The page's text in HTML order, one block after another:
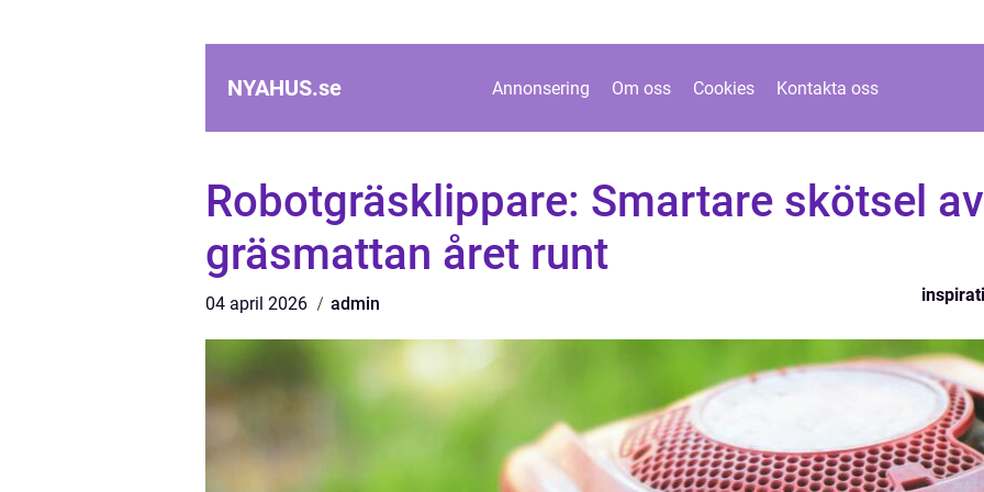
NYAHUS.se Annonsering Om oss Cookies Kontakta oss
Robotgräsklippare: Smartare skötsel av
gräsmattan året runt
04 april 2026 admin